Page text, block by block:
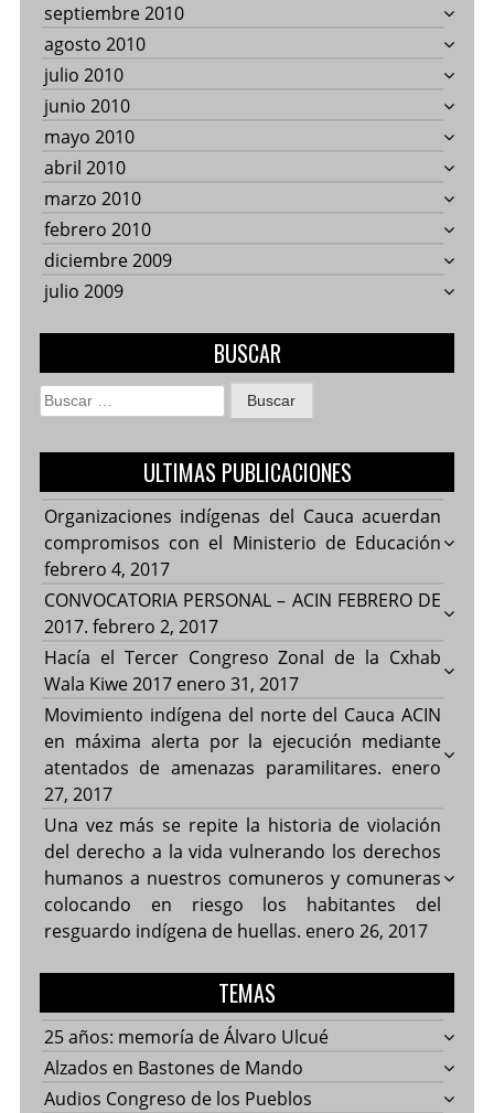
septiembre 2010
agosto 2010
julio 2010
junio 2010
mayo 2010
abril 2010
marzo 2010
febrero 2010
diciembre 2009
julio 2009
BUSCAR
Buscar:
ULTIMAS PUBLICACIONES
Organizaciones indígenas del Cauca acuerdan
compromisos con el Ministerio de Educación
febrero 4, 2017
CONVOCATORIA PERSONAL – ACIN FEBRERO DE
2017. febrero 2, 2017
Hacía el Tercer Congreso Zonal de la Cxhab
Wala Kiwe 2017 enero 31, 2017
Movimiento indígena del norte del Cauca ACIN
en máxima alerta por la ejecución mediante
atentados de amenazas paramilitares. enero
27, 2017
Una vez más se repite la historia de violación
del derecho a la vida vulnerando los derechos
humanos a nuestros comuneros y comuneras
colocando en riesgo los habitantes del
resguardo indígena de huellas. enero 26, 2017
TEMAS
25 años: memoría de Álvaro Ulcué
Alzados en Bastones de Mando
Audios Congreso de los Pueblos